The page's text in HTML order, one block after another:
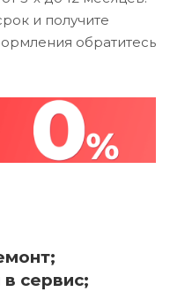
и получите
обратитесь
в сервис;